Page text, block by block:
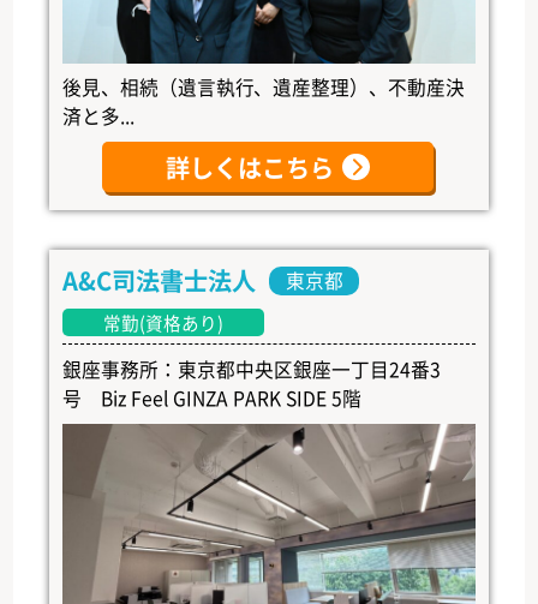
後見、相続（遺言執行、遺産整理）、不動産決
済と多...
詳しくはこちら
A&C司法書士法人 東京都
常勤(資格あり)
銀座事務所：東京都中央区銀座一丁目24番3
号 Biz Feel GINZA PARK SIDE 5階